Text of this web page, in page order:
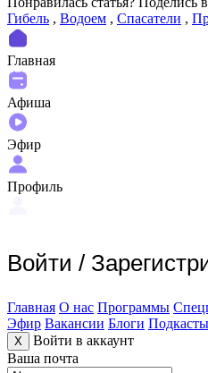
Гибель , Водоем , Спасатели ,
Главная
Афиша
Эфир
Профиль
Войти /
Главная О нас Программы
Эфир Вакансии Блоги Подкасты
X
Войти в аккаунт
Ваша почта